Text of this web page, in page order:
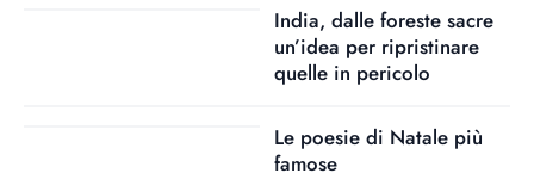
India, dalle foreste sacre
un’idea per ripristinare
quelle in pericolo
Le poesie di Natale più
famose